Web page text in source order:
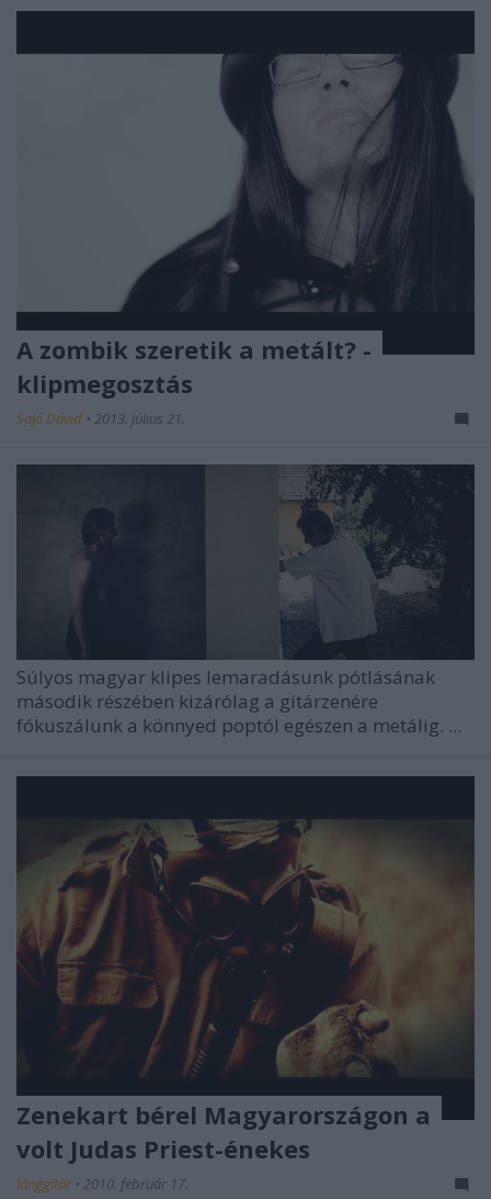
A zombik szeretik a metált? -
klipmegosztás
Sajó Dávid • 2013. július 21.
Súlyos magyar klipes lemaradásunk pótlásának
második részében kizárólag a gitárzenére
fókuszálunk a könnyed poptól egészen a metálig. ...
Zenekart bérel Magyarországon a
volt Judas Priest-énekes
lánggitár • 2010. február 17.